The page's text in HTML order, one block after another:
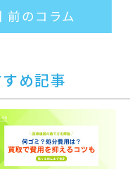
のコラム
め記事